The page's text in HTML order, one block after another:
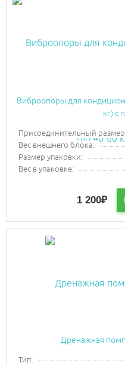
Виброопоры для
кг) с
Присоединительный
Вес внешнего блока:
Размер упаковки:
Вес в упаковке:
1 200₽
Дренажная
Тип: